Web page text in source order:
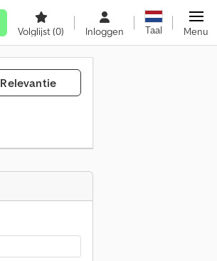
Volglijst(0) Inloggen Taal Menu
Relevantie